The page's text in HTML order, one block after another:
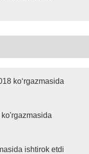
ko‘rgazmasida
ishtirok etdi